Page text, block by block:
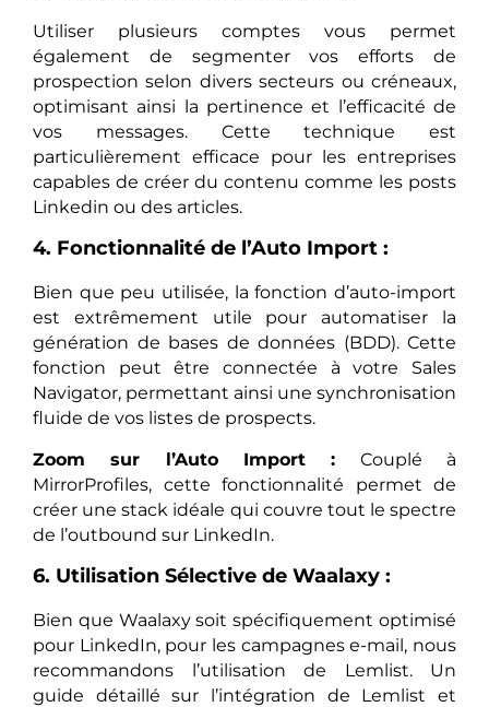
Utiliser plusieurs comptes vous permet
également de segmenter vos efforts de
prospection selon divers secteurs ou créneaux,
optimisant ainsi la pertinence et l’efficacité de
vos messages. Cette technique est
particulièrement efficace pour les entreprises
capables de créer du contenu comme les posts
Linkedin ou des articles.
4. Fonctionnalité de l’Auto Import :
Bien que peu utilisée, la fonction d’auto-import
est extrêmement utile pour automatiser la
génération de bases de données (BDD). Cette
fonction peut être connectée à votre Sales
Navigator, permettant ainsi une synchronisation
fluide de vos listes de prospects.
Zoom sur l’Auto Import : Couplé à
MirrorProfiles, cette fonctionnalité permet de
créer une stack idéale qui couvre tout le spectre
de l’outbound sur LinkedIn.
6. Utilisation Sélective de Waalaxy :
Bien que Waalaxy soit spécifiquement optimisé
pour LinkedIn, pour les campagnes e-mail, nous
recommandons l’utilisation de Lemlist. Un
guide détaillé sur l’intégration de Lemlist et